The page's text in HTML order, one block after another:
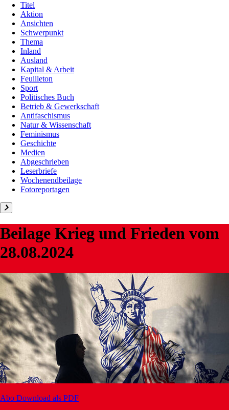
Titel
Aktion
Ansichten
Schwerpunkt
Thema
Inland
Ausland
Kapital & Arbeit
Feuilleton
Sport
Politisches Buch
Betrieb & Gewerkschaft
Antifaschismus
Natur & Wissenschaft
Feminismus
Geschichte
Medien
Abgeschrieben
Leserbriefe
Wochenendbeilage
Fotoreportagen
Beilage Krieg und Frieden vom
28.08.2024
Abo Download als PDF